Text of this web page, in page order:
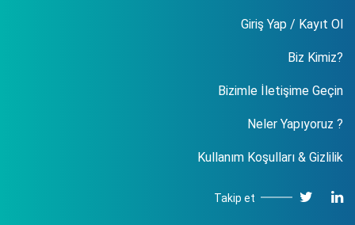
Giriş Yap / Kayıt Ol
Biz Kimiz?
Bizimle İletişime Geçin
Neler Yapıyoruz ?
Kullanım Koşulları & Gizlilik
Takip et